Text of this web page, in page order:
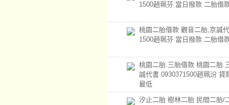
1500趙珮芬 當日撥款 二胎借
桃園二胎借款 觀音二胎,京誠
1500趙珮芬 當日撥款 二胎借
桃園二胎.三胎借款 桃園二胎.
誠代書 0930371500趙珮汾 貸
最低
汐止二胎 樹林二胎 民間二胎/